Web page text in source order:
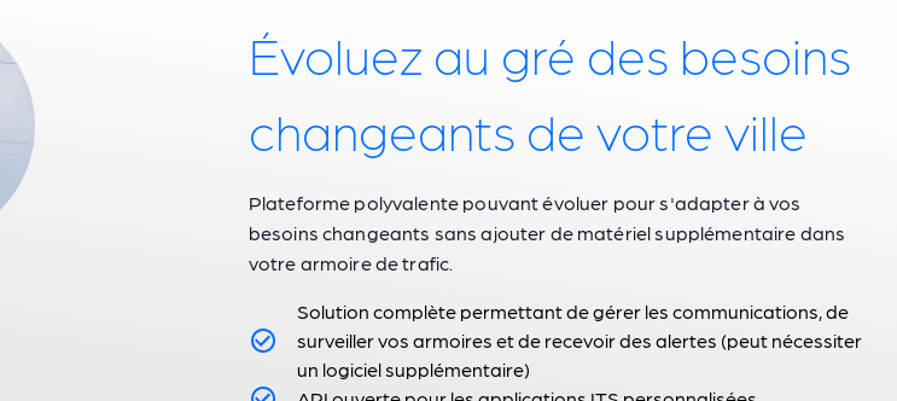
Évoluez au gré des besoins
changeants de votre ville
Plateforme polyvalente pouvant évoluer pour s'adapter à vos
besoins changeants sans ajouter de matériel supplémentaire dans
votre armoire de trafic.
Solution complète permettant de gérer les communications, de
surveiller vos armoires et de recevoir des alertes (peut nécessiter
un logiciel supplémentaire)